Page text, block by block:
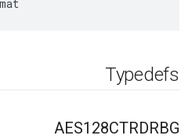
Typedefs
AES128CTRDRBG